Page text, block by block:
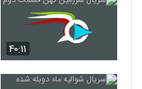
۴۰:۱۱